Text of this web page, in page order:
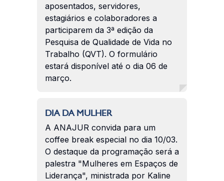
aposentados, servidores,
estagiários e colaboradores a
participarem da 3ª edição da
Pesquisa de Qualidade de Vida no
Trabalho (QVT). O formulário
estará disponível até o dia 06 de
março.
DIA DA MULHER
A ANAJUR convida para um
coffee break especial no dia 10/03.
O destaque da programação será a
palestra "Mulheres em Espaços de
Liderança", ministrada por Kaline